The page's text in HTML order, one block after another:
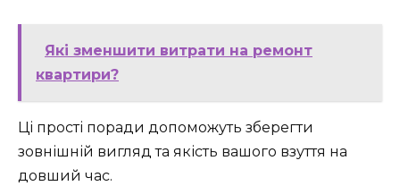
Які зменшити витрати на ремонт
квартири?
Ці прості поради допоможуть зберегти
зовнішній вигляд та якість вашого взуття на
довший час.